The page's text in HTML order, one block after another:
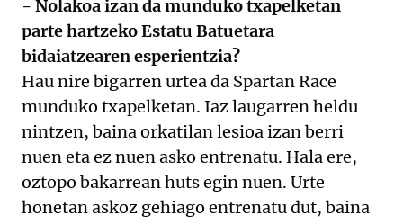
- Nolakoa izan da munduko txapelketan
parte hartzeko Estatu Batuetara
bidaiatzearen esperientzia?
Hau nire bigarren urtea da Spartan Race
munduko txapelketan. Iaz laugarren heldu
nintzen, baina orkatilan lesioa izan berri
nuen eta ez nuen asko entrenatu. Hala ere,
oztopo bakarrean huts egin nuen. Urte
honetan askoz gehiago entrenatu dut, baina